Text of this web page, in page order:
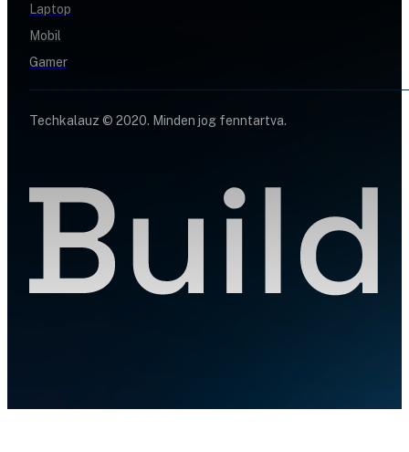
Laptop
Mobil
Gamer
Techkalauz © 2020. Minden jog fenntartva.